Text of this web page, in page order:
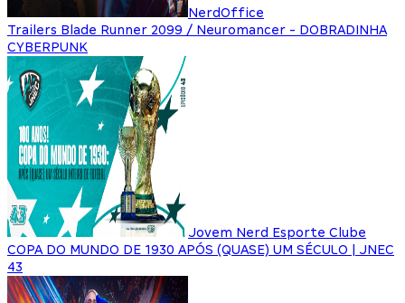
NerdOffice
Trailers Blade Runner 2099 / Neuromancer - DOBRADINHA
CYBERPUNK
Jovem Nerd Esporte Clube
COPA DO MUNDO DE 1930 APÓS (QUASE) UM SÉCULO | JNEC
43